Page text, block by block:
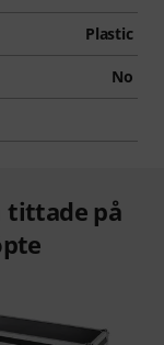
Plastic
No
tittade på